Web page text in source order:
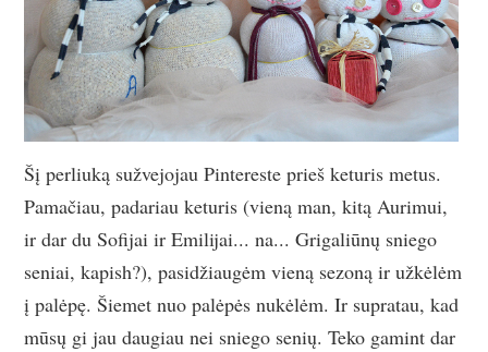
Šį perliuką sužvejojau Pintereste prieš keturis metus.
Pamačiau, padariau keturis (vieną man, kitą Aurimui,
ir dar du Sofijai ir Emilijai... na... Grigaliūnų sniego
seniai, kapish?), pasidžiaugėm vieną sezoną ir užkėlėm
į palėpę. Šiemet nuo palėpės nukėlėm. Ir supratau, kad
mūsų gi jau daugiau nei sniego senių. Teko gamint dar